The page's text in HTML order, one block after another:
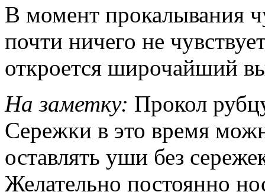
В момент прокалывания
почти ничего не
откроется широчайший
На заметку: Прокол
Сережки в это время
оставлять уши без
Желательно постоянно